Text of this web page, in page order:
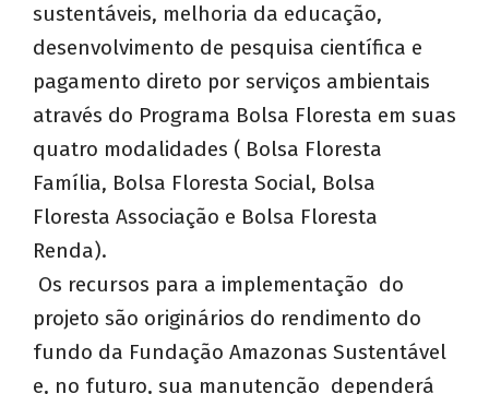
sustentáveis, melhoria da educação,
desenvolvimento de pesquisa científica e
pagamento direto por serviços ambientais
através do Programa Bolsa Floresta em suas
quatro modalidades ( Bolsa Floresta
Família, Bolsa Floresta Social, Bolsa
Floresta Associação e Bolsa Floresta
Renda).
Os recursos para a implementação do
projeto são originários do rendimento do
fundo da Fundação Amazonas Sustentável
e, no futuro, sua manutenção dependerá